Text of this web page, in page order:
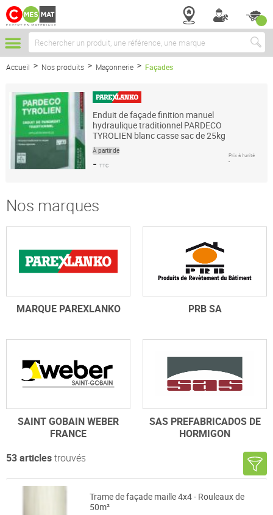
Chercher
Accueil Nos produits Maçonnerie Façades
Enduit de façade finition manuel
hydraulique traditionnel PARDECO
TYROLIEN blanc casse sac de 25kg
À partir de
- TTC
Prix à l’unité
-
Nos marques
MARQUE PAREXLANKO PRB SA
SAINT GOBAIN WEBER
FRANCE
SAS PREFABRICADOS DE
HORMIGON
53articlestrouvés
Trame de façade maille 4x4 - Rouleaux de
50m²